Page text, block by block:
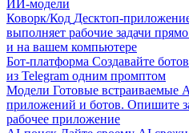
ИИ-модели
Коворк/Код Десктоп-
выполняет рабочие задачи
и на вашем компьютере
Бот-платформа Создавайте
из Telegram одним промптом
Модели Готовые встраиваемые
приложений и ботов. Опишите
рабочее приложение